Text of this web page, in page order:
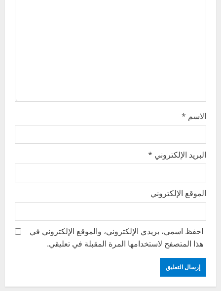
الاسم *
البريد الإلكتروني *
الموقع الإلكتروني
احفظ اسمي، بريدي الإلكتروني، والموقع الإلكتروني في
هذا المتصفح لاستخدامها المرة المقبلة في تعليقي.